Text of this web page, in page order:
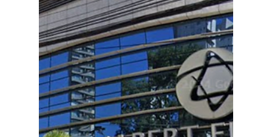
Plano de Seguro Saúde
Global: Vale a Pena?
Benefícios e Cuidados ao
Contratar Cobertura
Global
Se você busca um plano de saúde que